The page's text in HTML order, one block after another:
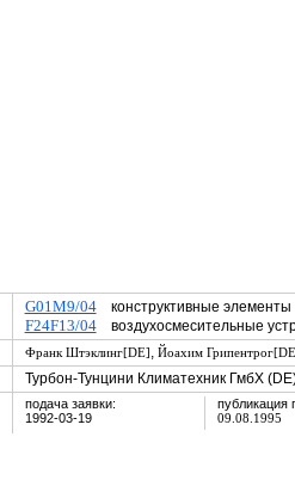
G01M9/04конструктивные элементы
F24F13/04воздухосмесительные
Франк Штэклинг[DE], Йоахим
Турбон-Тунцини Климатехник ГмбХ
подача заявки:
1992-03-19
публикация
09.08.1995